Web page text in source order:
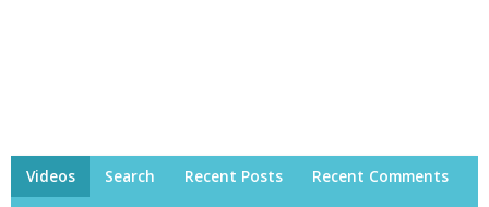
Videos Search Recent Posts Recent Comments